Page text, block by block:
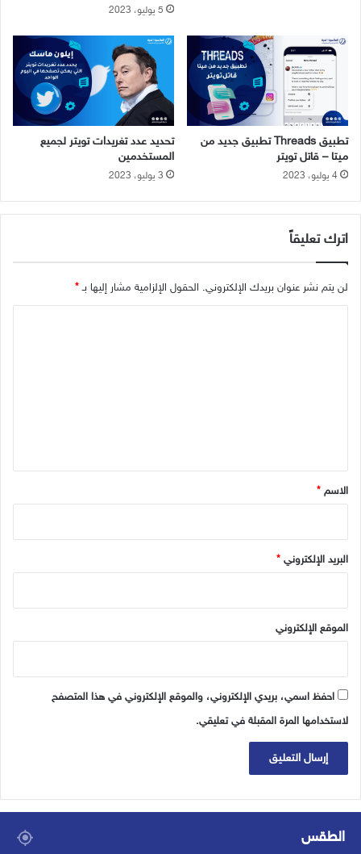
ل
آ
ن
5 يوليو، 2023
تطبيق Threads تطبيق جديد من
ميتا – قاتل تويتر
4 يوليو، 2023
تحديد عدد تغريدات تويتر لجميع
المستخدمين
3 يوليو، 2023
اترك تعليقاً
لن يتم نشر عنوان بريدك الإلكتروني. الحقول الإلزامية مشار إليها بـ*
*
الاسم *
البريد الإلكتروني *
الموقع الإلكتروني
احفظ اسمي، بريدي الإلكتروني، والموقع الإلكتروني في هذا المتصفح
لاستخدامها المرة المقبلة في تعليقي.
الطقس